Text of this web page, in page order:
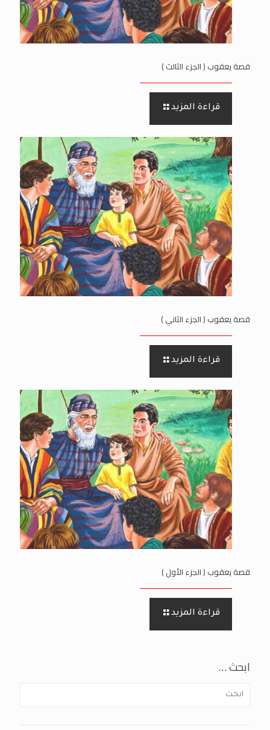
قصة يعقوب ( الجزء الثالث )
قراءة المزيد
قصة يعقوب ( الجزء الثاني )
قراءة المزيد
قصة يعقوب ( الجزء الأول )
قراءة المزيد
ابحث …